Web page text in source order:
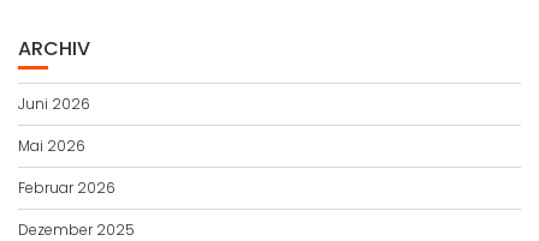
ARCHIV
Juni 2026
Mai 2026
Februar 2026
Dezember 2025